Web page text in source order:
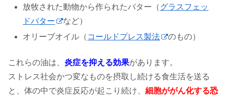
放牧された動物から作られたバター（グラスフェッ
ドバター
など）
オリーブオイル（ コールドプレス製法 のもの）
これらの油は、 炎症を抑える効果があります。
ストレス社会かつ変なものを摂取し続ける食生活を送る
と、体の中で炎症反応が起こり続け、 細胞ががん化する恐